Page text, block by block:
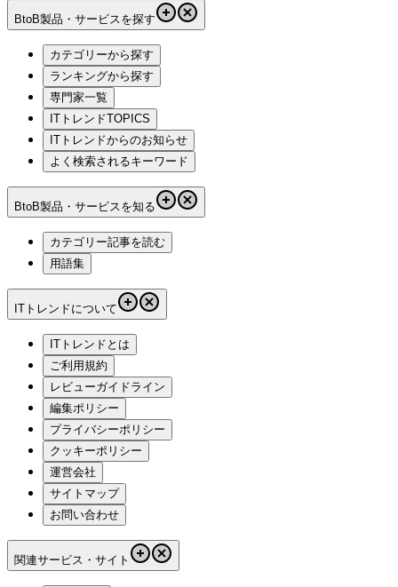
BtoB製品・サービスを探す
カテゴリーから探す
ランキングから探す
専門家一覧
ITトレンドTOPICS
ITトレンドからのお知らせ
よく検索されるキーワード
BtoB製品・サービスを知る
カテゴリー記事を読む
用語集
ITトレンドについて
ITトレンドとは
ご利用規約
レビューガイドライン
編集ポリシー
プライバシーポリシー
クッキーポリシー
運営会社
サイトマップ
お問い合わせ
関連サービス・サイト